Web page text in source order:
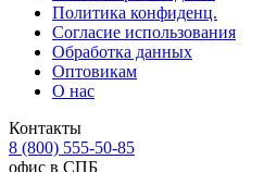
Политика конфиденц.
Согласие использования
Обработка данных
Оптовикам
О нас
Контакты
8 (800) 555-50-85
офис в СПБ